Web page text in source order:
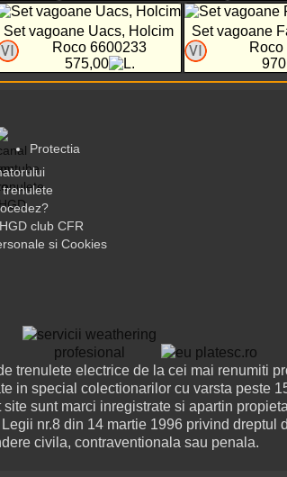
Set vagoane Uacs, Holcim
Roco 6600233
575,00
Set vagoane
Roco
Protectia
club CFR
si Cookies
trenulete electrice de la cei mai renumiti
in special colectionarilor cu varsta peste
sunt marci inregistrate si apartin
nr.8 din 14 martie 1996 privind dreptul
civila, contraventionala sau penala.